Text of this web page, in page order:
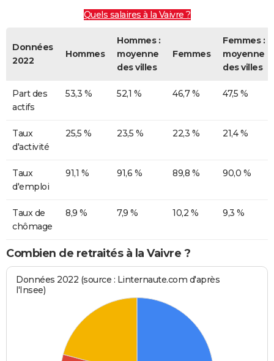
Quels salaires à la Vaivre ?
Données
2022
Hommes
Hommes :
moyenne
des villes
Femmes
Femmes :
moyenne
des villes
Part des
actifs
53,3 % 52,1 % 46,7 % 47,5 %
Taux
d'activité
25,5 % 23,5 % 22,3 % 21,4 %
Taux
d'emploi
91,1 % 91,6 % 89,8 % 90,0 %
Taux de
chômage
8,9 % 7,9 % 10,2 % 9,3 %
Combien de retraités à la Vaivre ?
Données 2022 (source : Linternaute.com d'après
l'Insee)